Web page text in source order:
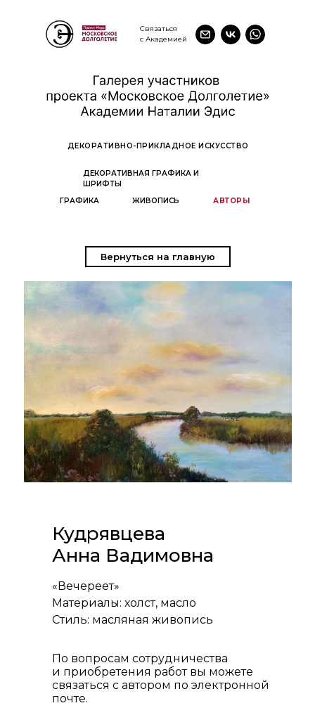
Связаться
с Академией
ГРАФИКА ЖИВОПИСЬ
ДЕКОРАТИВНАЯ ГРАФИКА И
ШРИФТЫ
ДЕКОРАТИВНО-ПРИКЛАДНОЕ ИСКУССТВО
АВТОРЫ
Вернуться на главную
«Вечереет»
Материалы: холст, масло
Стиль: масляная живопись
Кудрявцева
Анна Вадимовна
По вопросам сотрудничества
и приобретения работ вы можете
связаться с автором по электронной
почте.